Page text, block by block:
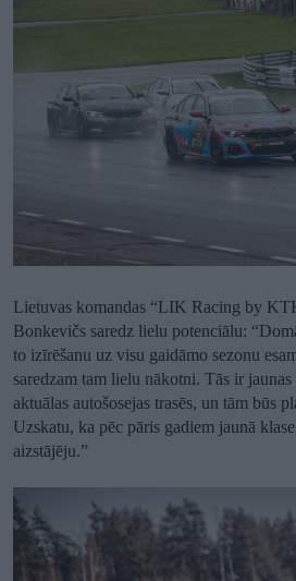
Lietuvas komandas “LIK Racing by
Bonkevičs saredz lielu potenciālu:
to izīrēšanu uz visu gaidāmo sezonu
saredzam tam lielu nākotni. Tās ir
aktuālas autošosejas trasēs, un tām būs
Uzskatu, ka pēc pāris gadiem jaunā
aizstājēju.”